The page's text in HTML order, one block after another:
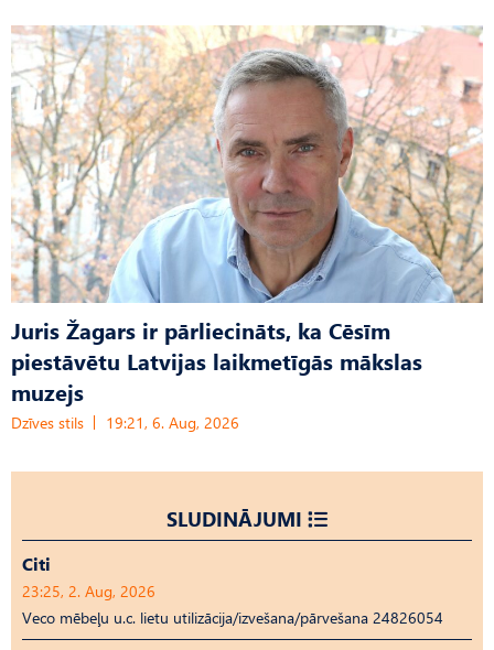
Juris Žagars ir pārliecināts, ka Cēsīm
piestāvētu Latvijas laikmetīgās mākslas
muzejs
Dzīves stils 19:21, 6. Aug, 2026
SLUDINĀJUMI
Citi
23:25, 2. Aug, 2026
Veco mēbeļu u.c. lietu utilizācija/izvešana/pārvešana 24826054